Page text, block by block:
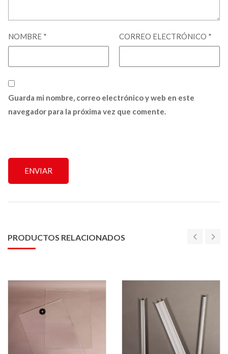
NOMBRE * CORREO ELECTRÓNICO *
Guarda mi nombre, correo electrónico y web en este
navegador para la próxima vez que comente.
PRODUCTOS RELACIONADOS